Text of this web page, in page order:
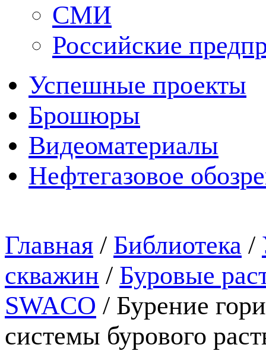
СМИ
Российские
Успешные проекты
Брошюры
Видеоматериалы
Нефтегазовое
Главная / Библиотека /
скважин / Буровые
SWACO / Бурение
системы бурового